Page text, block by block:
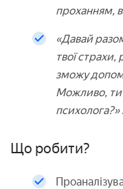
проханням,
«Давай
твої страхи,
зможу
Можливо, ти
психолога?».
Що робити?